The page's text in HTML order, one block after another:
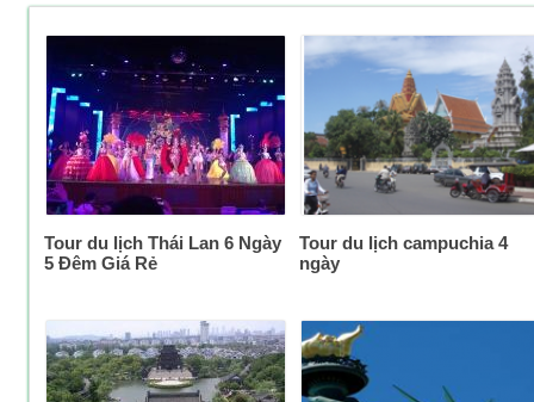
Tour du lịch Thái Lan 6 Ngày
5 Đêm Giá Rẻ
Tour du lịch campuchia 4
ngày